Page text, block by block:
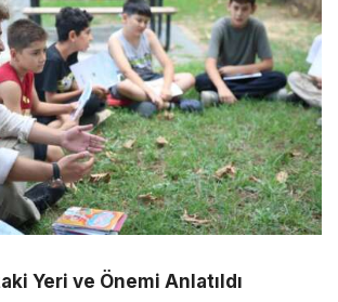
Yeri ve Önemi Anlatıldı